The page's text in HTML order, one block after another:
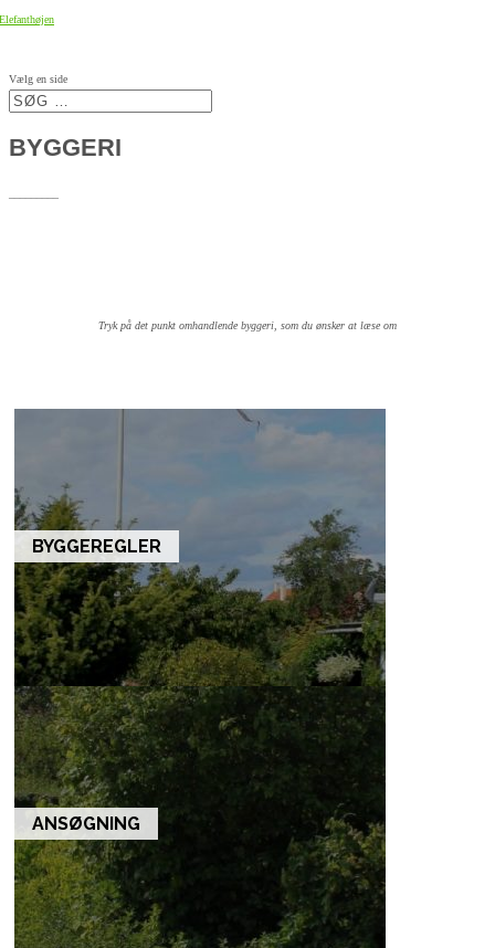
Vælg en side
BYGGERI
Tryk på det punkt omhandlende byggeri, som du ønsker at læse om
BYGGEREGLER
ANSØGNING